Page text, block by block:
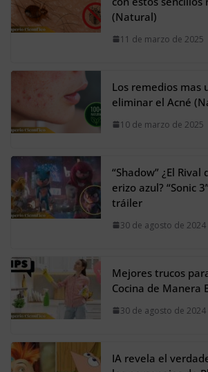
(Natural)
11 de marzo de 2025
Los remedios mas
eliminar el Acné
10 de marzo de 2025
“Shadow” ¿El
erizo azul? “Sonic
tráiler
30 de agosto de 2024
Mejores trucos
Cocina de Manera
30 de agosto de 2024
IA revela el